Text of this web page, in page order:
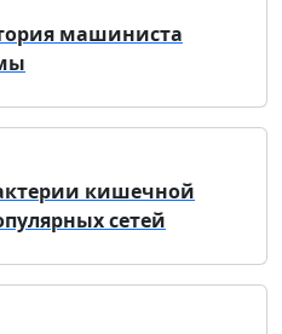
машиниста
кишечной
сетей